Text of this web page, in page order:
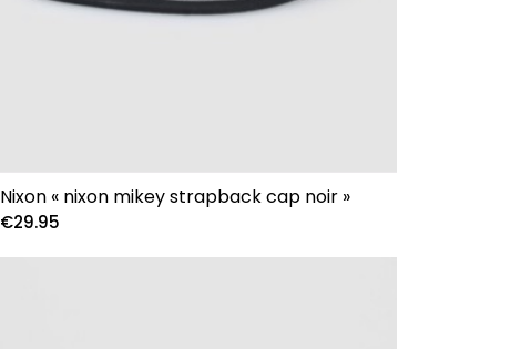
Nixon « nixon mikey strapback cap noir »
€29.95